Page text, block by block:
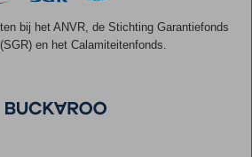
bij het ANVR, de Stichting Garantiefonds
en het Calamiteitenfonds.